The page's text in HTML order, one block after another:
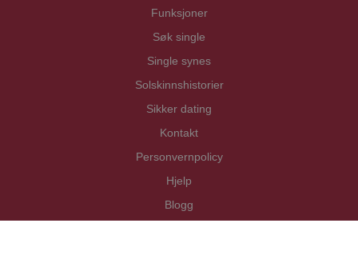
Funksjoner
Søk single
Single synes
Solskinnshistorier
Sikker dating
Kontakt
Personvernpolicy
Hjelp
Blogg